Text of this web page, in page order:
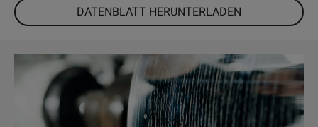
DATENBLATT HERUNTERLADEN